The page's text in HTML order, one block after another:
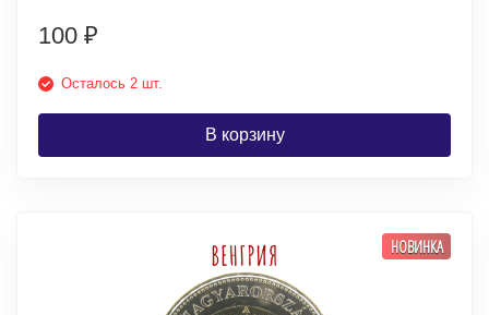
100 ₽
Осталось 2 шт.
В корзину
НОВИНКА